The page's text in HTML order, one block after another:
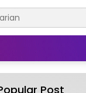
Post